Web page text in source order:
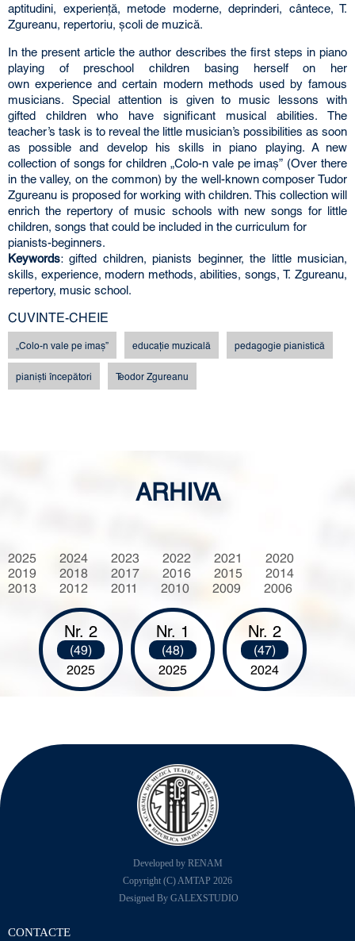
aptitudini, experienţă, metode moderne, deprinderi, cântece, T.
Zgureanu, repertoriu, şcoli de muzică.
In the present article the author describes the first steps in piano
playing of preschool children basing herself on her
own experience and certain modern methods used by famous
musicians. Special attention is given to music lessons with
gifted children who have significant musical abilities. The
teacher’s task is to reveal the little musician’s possibilities as soon
as possible and develop his skills in piano playing. A new
collection of songs for children „Colo-n vale pe imaş” (Over there
in the valley, on the common) by the well-known composer Tudor
Zgureanu is proposed for working with children. This collection will
enrich the repertory of music schools with new songs for little
children, songs that could be included in the curriculum for
pianists-beginners.
Keywords: gifted children, pianists beginner, the little musician,
skills, experience, modern methods, abilities, songs, T. Zgureanu,
repertory, music school.
CUVINTE-CHEIE
„Colo-n vale pe imaş” educaţie muzicală pedagogie pianistică
pianişti începători Teodor Zgureanu
ARHIVA
2025 2024 2023 2022 2021
2020
2019
2018 2017 2016 2015
2014
2013
2012 2011 2010 2009 2006
Nr. 2
(49)
2025
Nr. 1
(48)
2025
Nr. 2
(47)
2024
Developed by RENAM
Copyright (C) AMTAP 2026
Designed By GALEXSTUDIO
CONTACTE